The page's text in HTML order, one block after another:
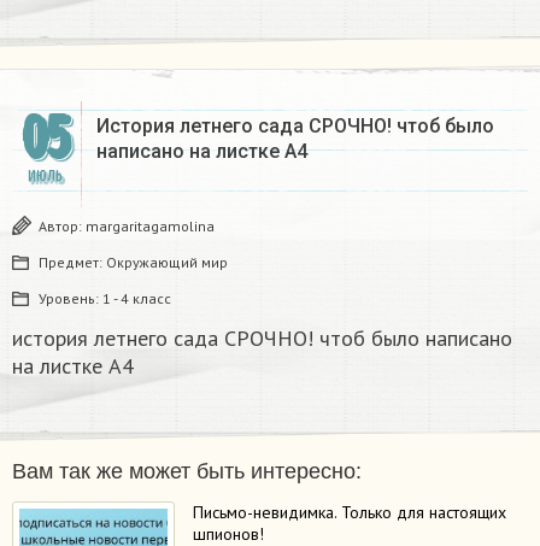
05
ИЮЛЬ
История летнего сада СРОЧНО! чтоб было
написано на листке А4
Автор: margaritagamolina
Предмет: Окружающий мир
Уровень: 1 - 4 класс
история летнего сада СРОЧНО! чтоб было написано
на листке А4
Вам так же может быть интересно:
Письмо-невидимка. Только для настоящих
шпионов!